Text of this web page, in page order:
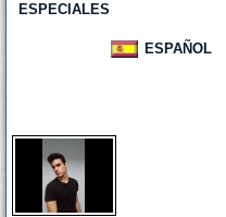
ESPECIALES
ESPAÑOL